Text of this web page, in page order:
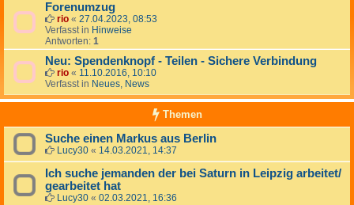
Forenumzug
rio « 27.04.2023, 08:53
Verfasst in Hinweise
Antworten: 1
Neu: Spendenknopf - Teilen - Sichere Verbindung
rio « 11.10.2016, 10:10
Verfasst in Neues, News
Themen
Suche einen Markus aus Berlin
Lucy30 « 14.03.2021, 14:37
Ich suche jemanden der bei Saturn in Leipzig arbeitet/
gearbeitet hat
Lucy30 « 02.03.2021, 16:36